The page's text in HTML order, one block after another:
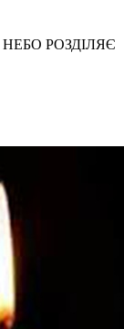
РОЗДІЛЯЄ